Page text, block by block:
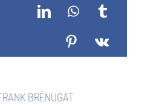
LinkedInWhatsApp
Tumblr
Pinterest
Vk
BRÉNUGAT